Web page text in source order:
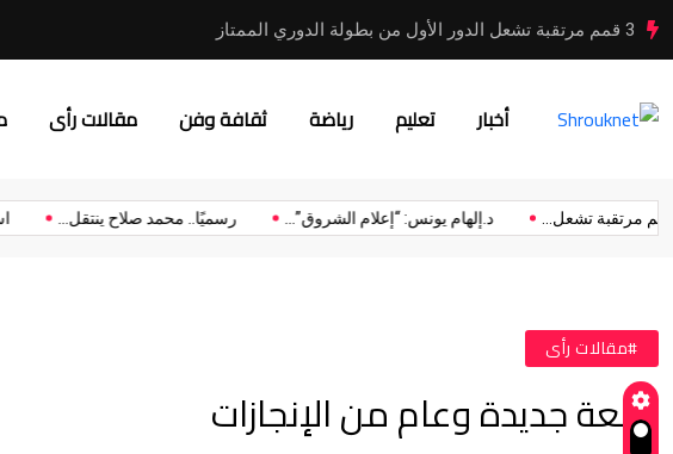
3 قمم مرتقبة تشعل الدور الأول من بطولة الدوري الممتاز
أخبار تعليم رياضة ثقافة وفن مقالات رأى
رسميًا.. محمد صلاح ينتقل... د.إلهام يونس: “إعلام الشروق”... 3 قمم مرتقبة تشعل...
#مقالات رأى
دفعة جديدة وعام من الإنجازات